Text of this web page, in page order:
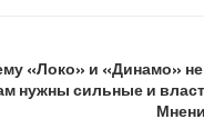
«Локо» и «Динамо»
нужны сильные и